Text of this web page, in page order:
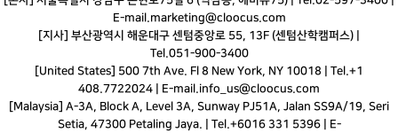
E-mail. marketing@cloocus.com
[지사] 부산광역시 해운대구 센텀중앙로 55, 13F (센텀산학캠퍼스) |
Tel. 051-900-3400
[United States] 500 7th Ave. Fl 8 New York, NY 10018 | Tel.+1
408.7722024 | E-mail. info_us@cloocus.com
[Malaysia] A-3A, Block A, Level 3A, Sunway PJ51A, Jalan SS9A/19, Seri
Setia, 47300 Petaling Jaya. | Tel.+6016 331 5396 | E-